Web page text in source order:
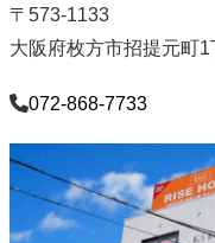
〒573-1133
大阪府枚方市招提元町
072-868-7733